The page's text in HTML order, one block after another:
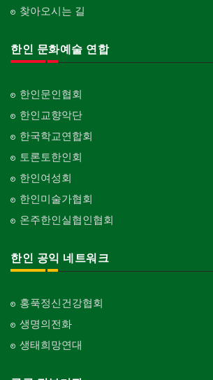
찾아오시는 길
한인 문화예술 연합
한인문인협회
한인교향악단
한국학교연합회
토론토한인회
한인여성회
한인미술가협회
온주한인실협인협회
한인 공익 네트워크
홍푹정신건강협회
생명의전화
생태희망연대